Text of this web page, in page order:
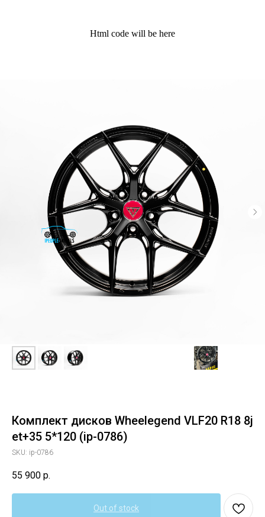
Html code will be here
Комплект дисков Wheelegend VLF20 R18 8j
et+35 5*120 (ip-0786)
SKU: ip-0786
55 900 р.
Out of stock